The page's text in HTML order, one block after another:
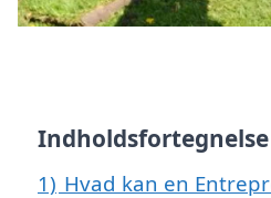
Indholdsfortegnelse
1) Hvad kan en